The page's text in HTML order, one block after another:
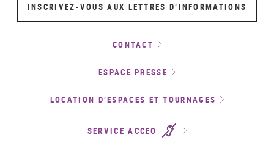
INSCRIVEZ-VOUS AUX LETTRES D’INFORMATIONS
CONTACT
ESPACE PRESSE
LOCATION D’ESPACES ET TOURNAGES
SERVICE ACCEO